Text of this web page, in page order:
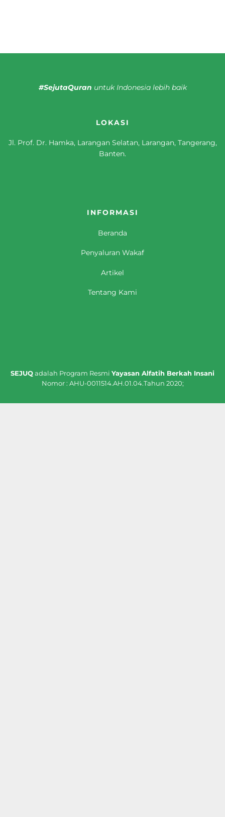
#SejutaQuran untuk Indonesia lebih baik
LOKASI
Jl. Prof. Dr. Hamka, Larangan Selatan, Larangan, Tangerang,
Banten.
INFORMASI
Beranda
Penyaluran Wakaf
Artikel
Tentang Kami
SEJUQadalah Program Resmi Yayasan Alfatih Berkah Insani
Nomor : AHU-0011514.AH.01.04.Tahun 2020;